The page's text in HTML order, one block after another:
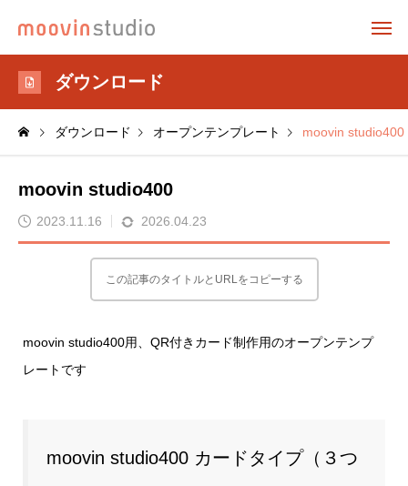
ダウンロード
ダウンロード オープンテンプレート moovin studio400
moovin studio400
2023.11.16 2026.04.23
この記事のタイトルとURLをコピーする
moovin studio400用、QR付きカード制作用のオープンテンプ
レートです
moovin studio400 カードタイプ（３つ